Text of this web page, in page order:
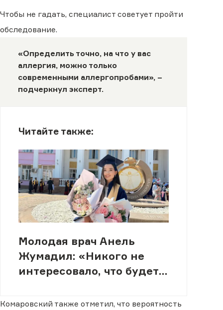
Чтобы не гадать, специалист советует пройти
обследование.
«Определить точно, на что у вас
аллергия, можно только
современными аллергопробами», –
подчеркнул эксперт.
Читайте также:
Молодая врач Анель
Жумадил: «Никого не
интересовало, что будет с
Комаровский также отметил, что вероятность